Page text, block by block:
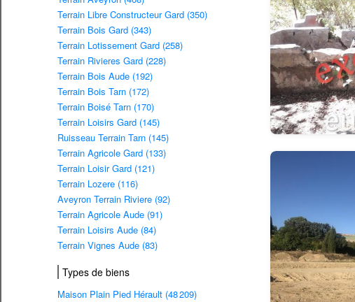
Terrain Libre Constructeur Gard (350)
Terrain Bois Gard (343)
Terrain Lotissement Gard (258)
Terrain Rivieres Gard (228)
Terrain Bois Aude (192)
Terrain Bois Tarn (172)
Terrain Boisé Tarn (170)
Terrain Loisirs Gard (145)
Ruisseau Terrain Tarn (145)
Terrain Agricole Gard (133)
Terrain Loisir Gard (121)
Terrain Lozere (116)
Aveyron Terrain Riviere (92)
Terrain Agricole Aude (91)
Terrain Loisirs Aude (84)
Terrain Vignes Aude (83)
Types de biens
Maison Plain Pied Hérault (48 209)